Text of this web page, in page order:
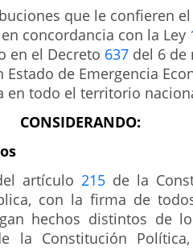
que le confieren
concordancia con la Ley
en el Decreto 637del 6 de
Estado de Emergencia
en todo el territorio
CONSIDERANDO:
artículo 215 de la
con la firma de
hechos distintos de
la Constitución